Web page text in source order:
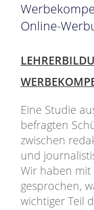
Online-
Eine Studie
befragten
zwischen
und
Wir haben mit
gesprochen,
wichtiger Teil